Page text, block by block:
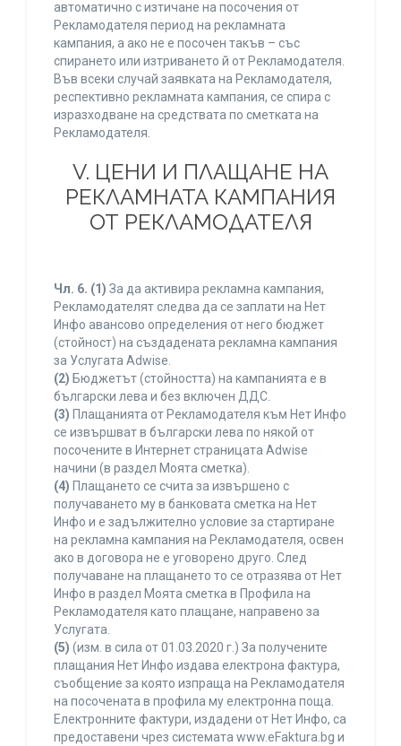
автоматично с изтичане на посочения от
Рекламодателя период на рекламната
кампания, а ако не е посочен такъв – със
спирането или изтриването й от Рекламодателя.
Във всеки случай заявката на Рекламодателя,
респективно рекламната кампания, се спира с
изразходване на средствата по сметката на
Рекламодателя.
V. ЦЕНИ И ПЛАЩАНЕ НА
РЕКЛАМНАТА КАМПАНИЯ
ОТ РЕКЛАМОДАТЕЛЯ
Чл. 6. (1) За да активира рекламна кампания,
Рекламодателят следва да се заплати на Нет
Инфо авансово определения от него бюджет
(стойност) на създадената рекламна кампания
за Услугата Adwise.
(2) Бюджетът (стойността) на кампанията е в
български лева и без включен ДДС.
(3) Плащанията от Рекламодателя към Нет Инфо
се извършват в български лева по някой от
посочените в Интернет страницата Adwise
начини (в раздел Моята сметка).
(4) Плащането се счита за извършено с
получаването му в банковата сметка на Нет
Инфо и е задължително условие за стартиране
на рекламна кампания на Рекламодателя, освен
ако в договора не е уговорено друго. След
получаване на плащането то се отразява от Нет
Инфо в раздел Моята сметка в Профила на
Рекламодателя като плащане, направено за
Услугата.
(5) (изм. в сила от 01.03.2020 г.) За получените
плащания Нет Инфо издава електрона фактура,
съобщение за която изпраща на Рекламодателя
на посочената в профила му електронна поща.
Електронните фактури, издадени от Нет Инфо, са
предоставени чрез системата www.eFaktura.bg и